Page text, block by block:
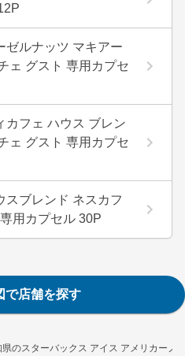
県のスターバックス アイス アメリカーノ
ゼルナッツ マキアー
ェ グスト 専用カプセ
カフェ ハウス ブレン
ェ グスト 専用カプセ
スブレンド ネスカフ
用カプセル 30P
で店舗を探す